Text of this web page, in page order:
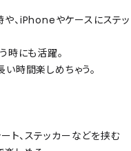
、iPhoneやケースにステッ
時にも活躍。
時間楽しめちゃう。
ト、ステッカーなどを挟む